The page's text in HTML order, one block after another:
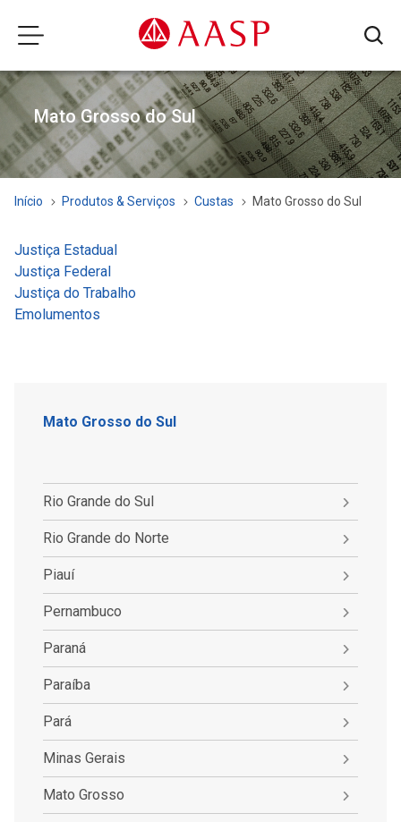
Mato Grosso do Sul
Início Produtos & Serviços Custas Mato Grosso do Sul
Justiça Estadual
Justiça Federal
Justiça do Trabalho
Emolumentos
Mato Grosso do Sul
Rio Grande do Sul
Rio Grande do Norte
Piauí
Pernambuco
Paraná
Paraíba
Pará
Minas Gerais
Mato Grosso